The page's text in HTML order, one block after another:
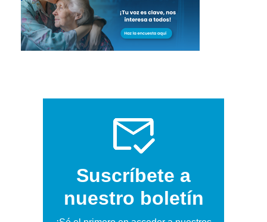
Suscríbete a
nuestro boletín